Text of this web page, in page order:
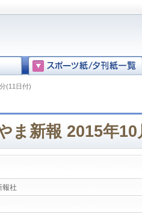
(11日付)
ま新報 2015年
報社